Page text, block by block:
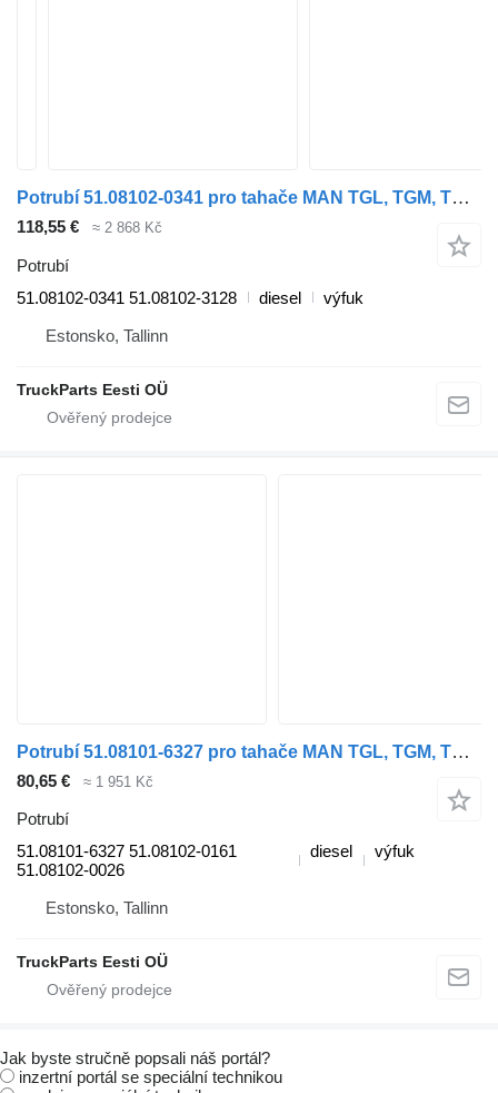
Potrubí 51.08102-0341 pro tahače MAN TGL, TGM, TGS, TGX (2005-2021)
118,55 € ≈ 2 868 Kč
Potrubí
51.08102-0341 51.08102-3128
diesel
výfuk
Estonsko, Tallinn
TruckParts Eesti OÜ
Potrubí 51.08101-6327 pro tahače MAN TGL, TGM, TGS, TGX (2005-2021)
80,65 € ≈ 1 951 Kč
Potrubí
51.08101-6327 51.08102-0161
51.08102-0026
diesel výfuk
Estonsko, Tallinn
TruckParts Eesti OÜ
Jak byste stručně popsali náš portál?
inzertní portál se speciální technikou